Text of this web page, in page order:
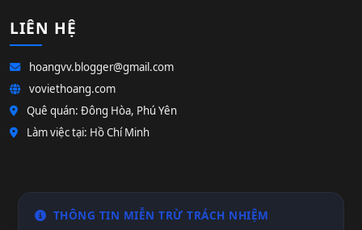
LIÊN HỆ
hoangvv.blogger@gmail.com
voviethoang.com
Quê quán: Đông Hòa, Phú Yên
Làm việc tại: Hồ Chí Minh
THÔNG TIN MIỄN TRỪ TRÁCH NHIỆM